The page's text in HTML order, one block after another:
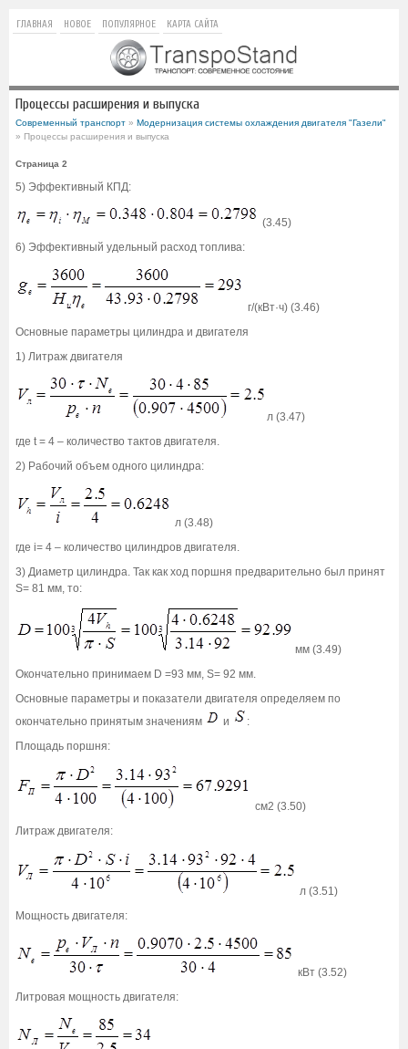
ГЛАВНАЯ НОВОЕ ПОПУЛЯРНОЕ КАРТА САЙТА
Процессы расширения и выпуска
Современный транспорт » Модернизация системы охлаждения двигателя "Газели"
» Процессы расширения и выпуска
Страница 2
5) Эффективный КПД:
(3.45)
6) Эффективный удельный расход топлива:
г/(кВт·ч) (3.46)
Основные параметры цилиндра и двигателя
1) Литраж двигателя
л (3.47)
где t = 4 – количество тактов двигателя.
2) Рабочий объем одного цилиндра:
л (3.48)
где i= 4 – количество цилиндров двигателя.
3) Диаметр цилиндра. Так как ход поршня предварительно был принят
S= 81 мм, то:
мм (3.49)
Окончательно принимаем D =93 мм, S= 92 мм.
Основные параметры и показатели двигателя определяем по
окончательно принятым значениям
и
:
Площадь поршня:
см2 (3.50)
Литраж двигателя:
л (3.51)
Мощность двигателя:
кВт (3.52)
Литровая мощность двигателя: